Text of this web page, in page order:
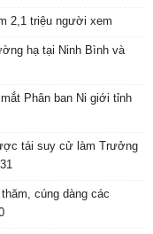
2,1 triệu người xem
hạ tại Ninh Bình và
Phân ban Ni giới tỉnh
tái suy cử làm Trưởng
cúng dàng các